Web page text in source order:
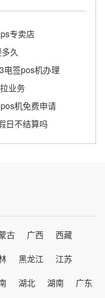
专卖店
久
电签pos机办理
业务
机免费申请
日不结算吗
古 广西
西藏
黑龙江
江苏
湖北 湖南 广东